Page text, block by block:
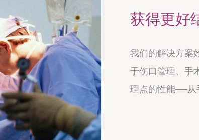
获得更好
我们的解决方案
于伤口管理、手
理点的性能——从